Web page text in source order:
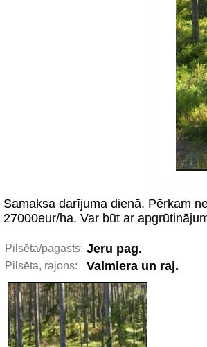
Samaksa darījuma dienā. Pērkam
27000eur/ha. Var būt ar
Pilsēta/pagasts: Jeru pag.
Pilsēta, rajons: Valmiera un raj.